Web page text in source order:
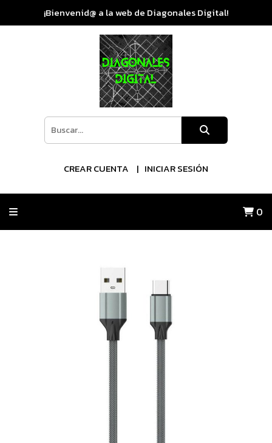
¡Bienvenid@ a la web de Diagonales Digital!
CREAR CUENTA INICIAR SESIÓN
0